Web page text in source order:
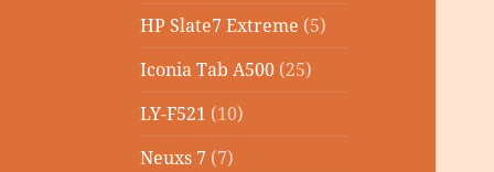
HP Slate7 Extreme (5)
Iconia Tab A500 (25)
LY-F521 (10)
Neuxs 7 (7)